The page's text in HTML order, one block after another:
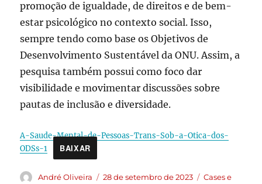
promoção de igualdade, de direitos e de bem-
estar psicológico no contexto social. Isso,
sempre tendo como base os Objetivos de
Desenvolvimento Sustentável da ONU. Assim, a
pesquisa também possui como foco dar
visibilidade e movimentar discussões sobre
pautas de inclusão e diversidade.
A-Saude-Mental-de-Pessoas-Trans-Sob-a-Otica-dos-
ODSs-1
BAIXAR
André Oliveira 28 de setembro de 2023
Cases e